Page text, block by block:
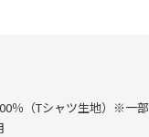
％（Tシャツ生地）※一